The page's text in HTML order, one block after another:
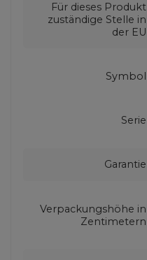
Für dieses Produkt
zuständige Stelle in
der EU
Symbol
Serie
Garantie
Verpackungshöhe in
Zentimetern